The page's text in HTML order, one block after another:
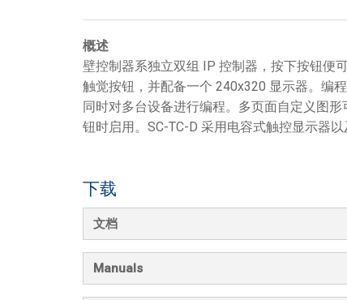
概述
壁控制器系独立双组 IP 控制器，按下按钮便
触觉按钮，并配备一个 240x320 显示器。编
同时对多台设备进行编程。多页面自定义图
钮时启用。SC-TC-D 采用电容式触控显示器
下载
文档
Manuals